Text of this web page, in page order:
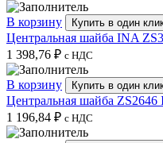
В корзину Купить в один
Центральная шайба INA
1 398,76 ₽ с НДС
В корзину Купить в один
Центральная шайба ZS2646
1 196,84 ₽ с НДС